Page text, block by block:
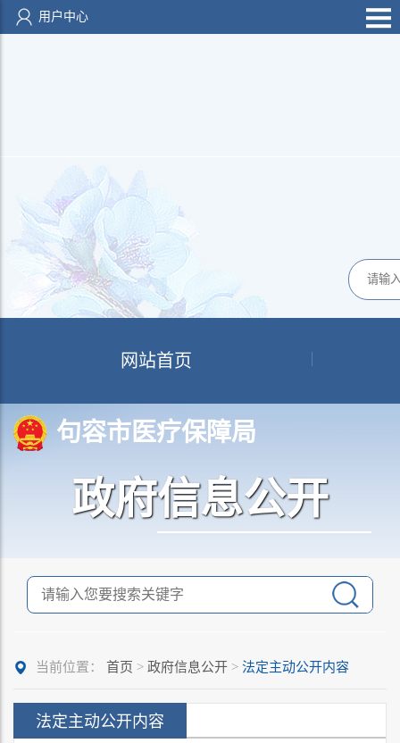
用户中心
网站首页
句容市医疗保障局
政府信息公开
当前位置： 首页 > 政府信息公开 > 法定主动公开内容
法定主动公开内容